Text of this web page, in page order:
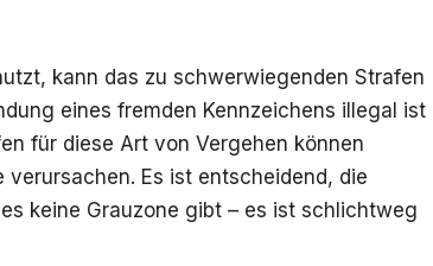
kann das zu schwerwiegenden Strafen
eines fremden Kennzeichens illegal ist
für diese Art von Vergehen können
Es ist entscheidend, die
keine Grauzone gibt – es ist schlichtweg